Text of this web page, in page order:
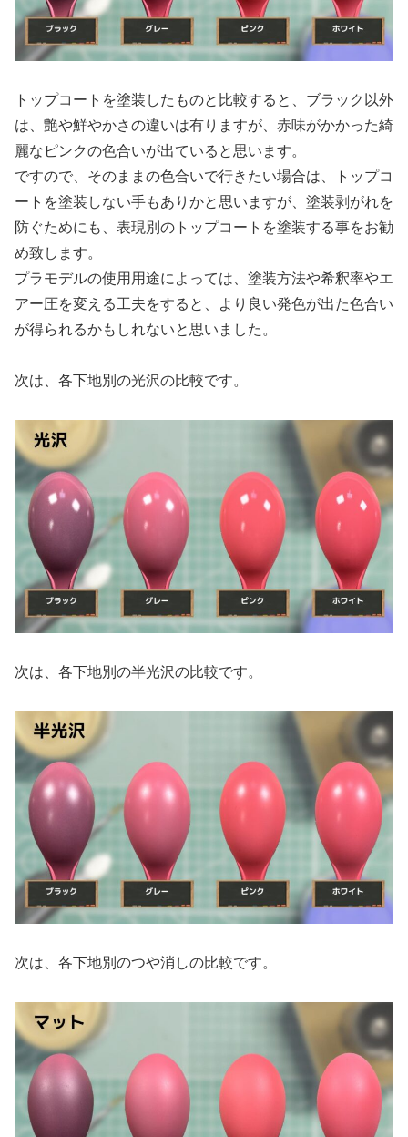
トップコートを塗装したものと比較すると、ブラック以外
は、艶や鮮やかさの違いは有りますが、赤味がかかった綺
麗なピンクの色合いが出ていると思います。
ですので、そのままの色合いで行きたい場合は、トップコ
ートを塗装しない手もありかと思いますが、塗装剥がれを
防ぐためにも、表現別のトップコートを塗装する事をお勧
め致します。
プラモデルの使用用途によっては、塗装方法や希釈率やエ
アー圧を変える工夫をすると、より良い発色が出た色合い
が得られるかもしれないと思いました。
次は、各下地別の光沢の比較です。
次は、各下地別の半光沢の比較です。
次は、各下地別のつや消しの比較です。